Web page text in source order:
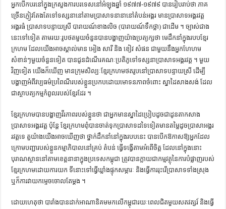
អ្នកបើកបរ​នៅ​ក្នុង​ក្រសួងការបរទេស​នៅ​អំឡុង​ឆ្នាំ​ ​១៩៧៧-១៩៧៩ បាន​រៀបរាប់​ថា​ ​ភាគ
ច្រើន​ភ្ញៀវ​តែងតែ​ទៅ​ទស្សនា​នៅ​តាម​​ប្រាសាទ​នានា​នៅ​តំបន់​អង្គរ​ ​មាន​ប្រាសាទអង្គរវត្ដ​ ​
អង្គរធំ​ ​ប្រាសាទ​បន្ទាយស្រី​ ​បារាយណ៍​ខាងលិច​ ​(បារាយណ៍ទឹកថ្លា​) ជាដើម ។​ ​ច្បាស់​ជាង​
នេះ​ទៅ​ទៀត​ ​តាម​រយៈ​រូបថត​មួយ​ចំនួន​បាន​បង្ហាញ​យ៉ាង​ប្រត្យក្ស​ថា​ ​មេដឹកនាំ​ក្នុង​របប​ខ្មែរ
ក្រហម​ ​ដែល​យើង​អាច​ស្គាល់​មាន​ ​អៀង​ ​សារី​ ​និង​ ​ខៀវ​ ​សំ​ផ​ន​ ​ជាមួយនឹង​អ្នក​ហែហម​​
សំខាន់ៗ​មួយ​ចំនួន​ទៀត​ ​បាន​ជូន​ដំណើរ​គណៈប្រតិភូ​ទៅ​ទស្សនា​ប្រាសាទអង្គរវត្ដ ។​ ​មួយ
វិញទៀត​ ​យើង​ក៏​ឃើញ​ ​មាន​ក្រុម​សិល្បៈ​ខ្មែរ​ក្រហម​ថតរូប​នៅ​ប្រាសាទបន្ទាយស្រី​ ​ដើម្បី​
បង្ហាញ​អំពី​វប្បធម៌​ប្រពៃណី​របស់​ខ្លួន​ប្រកបដោយ​មោទនភាព​ចំពោះ​ ស្នាដៃ​សាងសង់​ ​ដែល​
ជា​ស្ថាបត្យកម្ម​​កំពូល​របស់​ខ្មែរ​ដែរ ។​ ​
ខ្មែរក្រហម​បាន​បង្ហាញ​វីរភាព​របស់​ខ្លួន​ថា​ ​ជា​អ្នកមាន​ស្នាដៃ​ប្រៀប​ដូច​ជា​ដូនតា​កសាង​
ប្រាសាទ​អង្គរវត្ដ​ ​ប៉ុន្ដែ​ ​ខ្មែរក្រហម​ពុំ​បាន​ចាត់​ទុក​ប្រាសាទ​ដទៃ​ទៀត​មាន​តម្លៃ​ដូច​ប្រា​សា​អង្គរ
​រ​វត្ដ​ទេ​ ​តួយ៉ាង​យើង​អាច​ឃើញ​ថា​ ​ថ្នាក់​ដឹក​​នាំ​នៅ​ក្នុង​របប​នេះ​ ​បាន​បើកឱកាស​ឱ្យ​អ្នក​ដែល​
ក្រោម​បញ្ជា​របស់​ខ្លួន​កម្មាភិបាល​នៅ​គ្រប់​ តំបន់​ ​ធ្វើ​ទ​ង្វើ​តាម​អំពើ​ចិត្ដ​ ​ដែល​នៅ​ក្នុង​នោះ​ ​
បុរាណ​ស្ថាន​នៅ​តាម​ខេត្ដ​នានា​ក្នុង​ប្រទេស​កម្ពុជា​ ​ត្រូវ​បាន​ក្លាយជា​កម្មវត្ថុ​នៃ​ការ​បំផ្លាញ​របស់​
ខ្មែរ​​ក្រហម​ដោយ​ការ​យក ​ទីនោះ​ទៅ​ធ្វើ​ឃ្លាំង​ផ្ទុក​សម្ភារៈ​ ​និង​ធ្វើការ​រុះរើ​ប្រាសាទ​ទាំងស្រុង​ ​
ឬ​ក៏​ការ​វាយ​កម្ទេច​ចោល​តែ​​ម្ដង ។​
​ដោយហេតុ​ថា​ ​បារាំង​បាន​ដាក់​អាណានិគម​មក​លើ​កម្ពុជា​រយៈពេល​ជិត​មួយ​សតវត្សរ៍​ ​និង​ធ្វើ